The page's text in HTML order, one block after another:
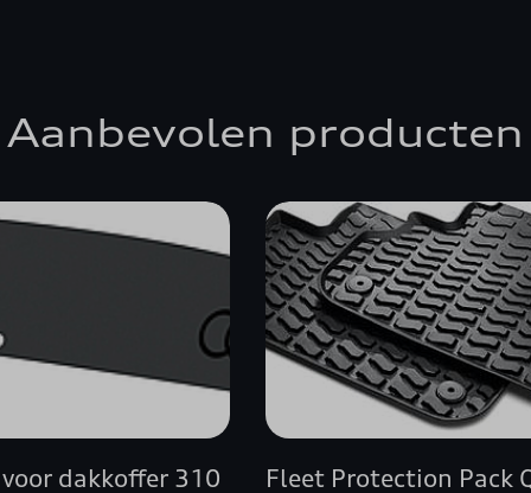
Aanbevolen producten
dakkoffer 310 Fleet Protection Pack